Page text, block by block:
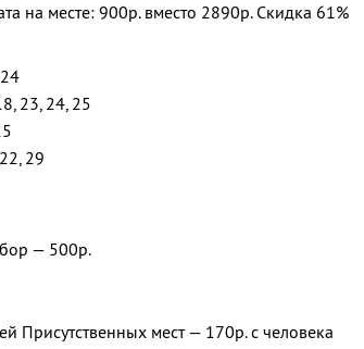
на месте: 900р. вместо 2890р. Скидка 61%
23, 24, 25
29
— 500р.
Присутственных мест — 170р. с человека